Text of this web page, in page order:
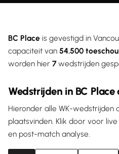
BC Place is gevestigd in
capaciteit van 54.500
worden hier 7wedstrijden
Wedstrijden in BC Place
Hieronder alle WK-wedstrijden
plaatsvinden. Klik door voor
en post-match analyse.